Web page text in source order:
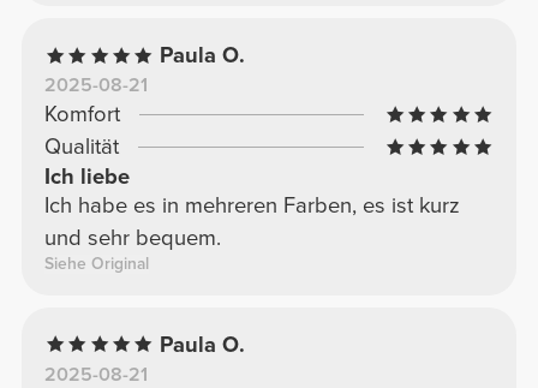
Paula O.
2025-08-21
Komfort
Qualität
Ich liebe
Ich habe es in mehreren Farben, es ist kurz
und sehr bequem.
Siehe Original
Paula O.
2025-08-21